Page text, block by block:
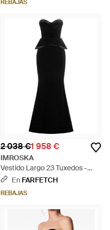
REBAJAS
2 038 €1 958 €
IMROSKA
Vestido Largo 23 Tuxedos -
Negro
En FARFETCH
REBAJAS